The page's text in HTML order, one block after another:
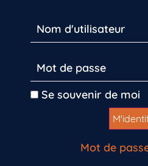
Se souvenir de moi
Mot de